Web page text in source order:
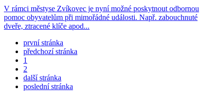
V rámci městyse Zvíkovec je nyní možné poskytnout odbornou
pomoc obyvatelům při mimořádné události. Např. zabouchnuté
dveře, ztracené klíče apod...
první stránka
předchozí stránka
1
2
další stránka
poslední stránka